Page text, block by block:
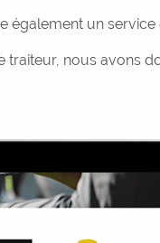
également un
nous avons